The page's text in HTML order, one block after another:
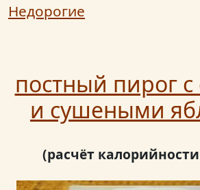
Недорогие
постный пирог
и сушеными
(расчёт